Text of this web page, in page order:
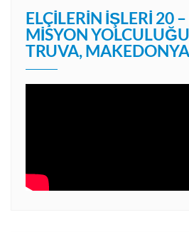
ELÇILERIN İŞLERI 20
MISYON YOLCULUĞU
TRUVA, MAKEDONYA